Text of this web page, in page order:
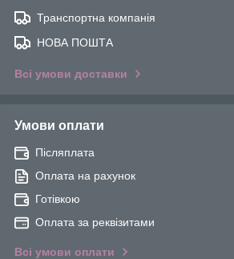
Транспортна компанія
НОВА ПОШТА
Всі умови доставки
Умови оплати
Післяплата
Оплата на рахунок
Готівкою
Оплата за реквізитами
Всі умови оплати